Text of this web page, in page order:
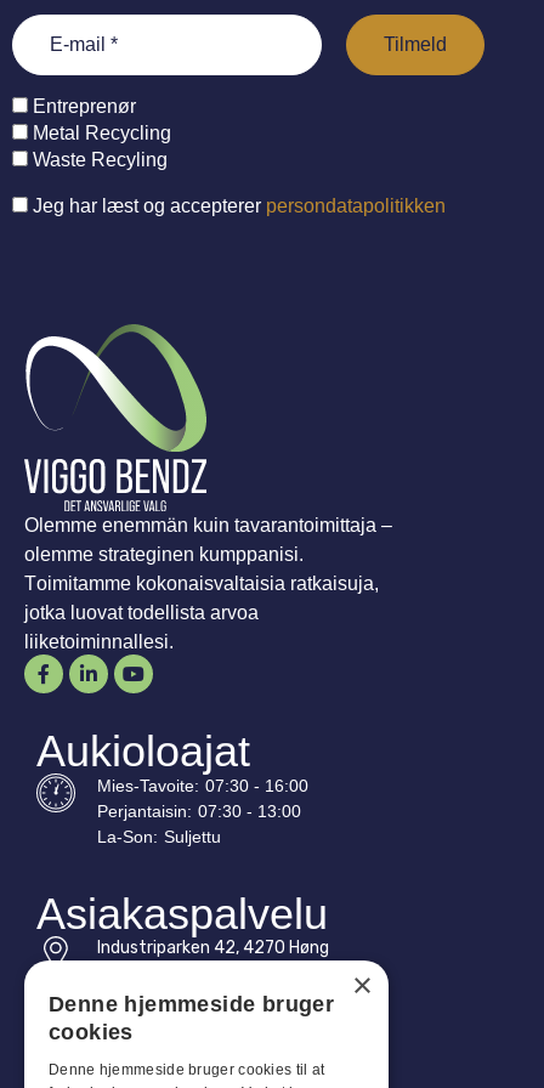
Entreprenør
Metal Recycling
Waste Recyling
Jeg har læst og accepterer persondatapolitikken
Olemme enemmän kuin tavarantoimittaja –
olemme strateginen kumppanisi.
Toimitamme kokonaisvaltaisia ratkaisuja,
jotka luovat todellista arvoa
liiketoiminnallesi.
Aukioloajat
Mies-Tavoite: 07:30 - 16:00
Perjantaisin: 07:30 - 13:00
La-Son: Suljettu
Asiakaspalvelu
Industriparken 42, 4270 Høng
Puh: +45 4396 4122
Sähköposti: vb@viggobendz.dk
×
Denne hjemmeside bruger
cookies
Denne hjemmeside bruger cookies til at